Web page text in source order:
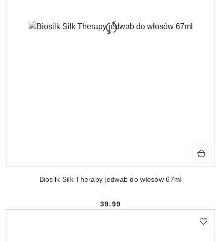
Biosilk Silk Therapy jedwab do włosów 67ml
Cena:
39.99